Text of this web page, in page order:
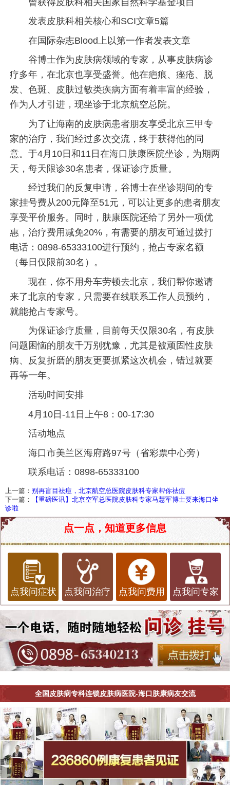
发表皮肤科相关核心和SCI文章5篇
在国际杂志Blood上以第一作者发表文章
谷博士作为皮肤病领域的专家，从事皮肤病诊
疗多年，在北京也享受盛誉。他在疤痕、痤疮、脱
发、色斑、皮肤过敏类疾病方面有着丰富的经验，
作为人才引进，现坐诊于北京航空总院。
为了让海南的皮肤病患者朋友享受北京三甲专
家的治疗，我们经过多次交流，终于获得他的同
意。于4月10日和11日在海口肤康医院坐诊，为期两
天，每天限诊30名患者，保证诊疗质量。
经过我们的反复申请，谷博士在坐诊期间的专
家挂号费从200元降至51元，可以让更多的患者朋友
享受平价服务。同时，肤康医院还给了另外一项优
惠，治疗费用减免20%，有需要的朋友可通过拨打
电话：0898-65333100进行预约，抢占专家名额
（每日仅限前30名）。
现在，你不用舟车劳顿去北京，我们帮你邀请
来了北京的专家，只需要在线联系工作人员预约，
就能抢占专家号。
为保证诊疗质量，目前每天仅限30名，有皮肤
问题困恼的朋友千万别犹豫，尤其是被顽固性皮肤
病、反复折磨的朋友更要抓紧这次机会，错过就要
再等一年。
活动时间安排
4月10日-11日上午8：00-17:30
活动地点
海口市美兰区海府路97号（省彩票中心旁）
联系电话：0898-65333100
上一篇： 别再盲目祛痘，北京航空总医院皮肤科专家帮你祛痘
下一篇：
【重磅医讯】北京空军总医院皮肤科专家马慧军博士要来海口坐
诊啦
点一点，知道更多信息
点我问症状 点我问治疗 点我问费用 点我问专家
全国皮肤病专科连锁皮肤病医院-海口肤康病友交流